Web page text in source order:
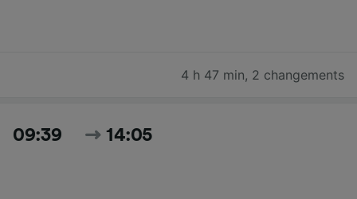
4 h 47 min, 2 changements
09:39 14:05